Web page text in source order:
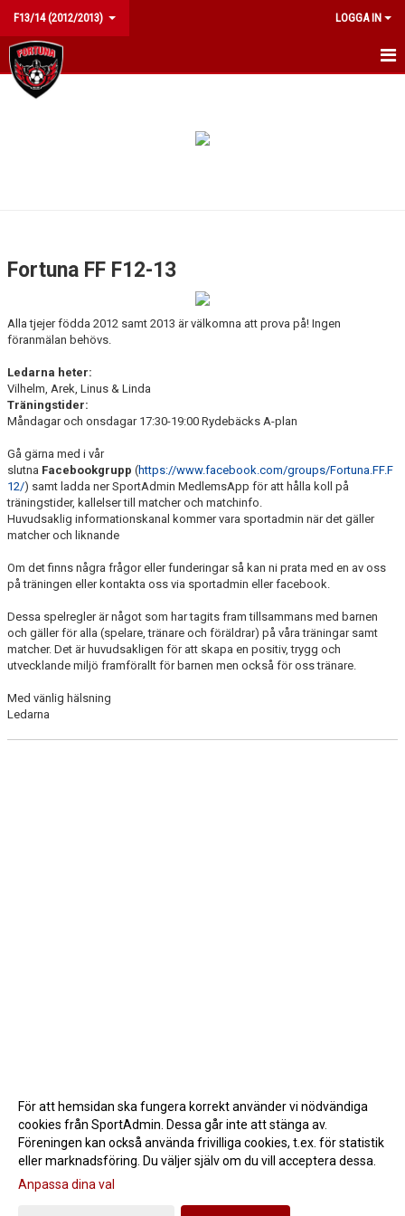
F13/14 (2012/2013) LOGGA IN
HEM
DOKUMENT
Fortuna FF F12-13
Alla tjejer födda 2012 samt 2013 är välkomna att prova på! Ingen
föranmälan behövs.
Ledarna heter:
Vilhelm, Arek, Linus & Linda
Träningstider:
Måndagar och onsdagar 17:30-19:00 Rydebäcks A-plan
Gå gärna med i vår
slutna Facebookgrupp (https://www.facebook.com/groups/Fortuna.FF.F
12/) samt ladda ner SportAdmin MedlemsApp för att hålla koll på
träningstider, kallelser till matcher och matchinfo.
Huvudsaklig informationskanal kommer vara sportadmin när det gäller
matcher och liknande
Om det finns några frågor eller funderingar så kan ni prata med en av oss
på träningen eller kontakta oss via sportadmin eller facebook.
Dessa spelregler är något som har tagits fram tillsammans med barnen
och gäller för alla (spelare, tränare och föräldrar) på våra träningar samt
matcher. Det är huvudsakligen för att skapa en positiv, trygg och
utvecklande miljö framförallt för barnen men också för oss tränare.
Med vänlig hälsning
Ledarna
Gå till Webbversion
För att hemsidan ska fungera korrekt använder vi nödvändiga
cookies från SportAdmin. Dessa går inte att stänga av.
Föreningen kan också använda frivilliga cookies, t.ex. för statistik
eller marknadsföring. Du väljer själv om du vill acceptera dessa.
Anpassa dina val